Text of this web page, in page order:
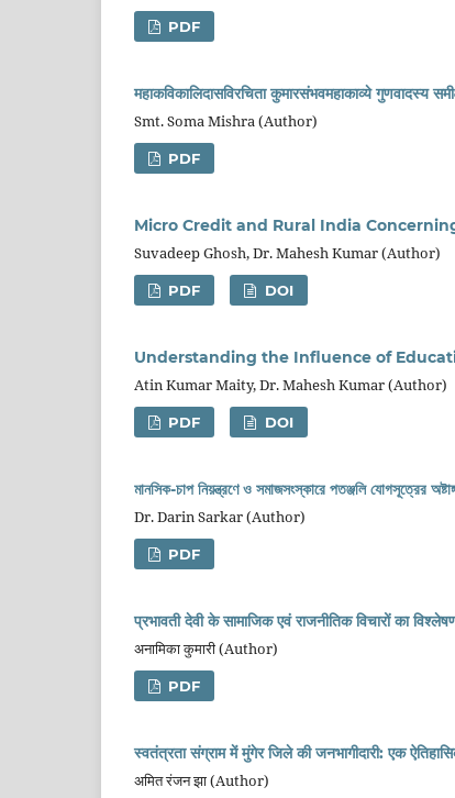
PDF
महाकविकालिदासविरचिता कुमारसंभवमहाकाव्ये गुणवादस्य
Smt. Soma Mishra (Author)
PDF
Micro Credit and Rural India
Suvadeep Ghosh, Dr. Mahesh Kumar (Author)
PDF DOI
Understanding the Influence of
Atin Kumar Maity, Dr. Mahesh Kumar (Author)
PDF DOI
মানসিক-চাপ নিয়ন্ত্রণে ও সমাজসংস্কারে পতঞ্জলি যোগসূত্রের
Dr. Darin Sarkar (Author)
PDF
प्रभावती देवी के सामाजिक एवं राजनीतिक विचारों का
अनामिका कुमारी (Author)
PDF
स्वतंत्रता संग्राम में मुंगेर जिले की जनभागीदारी: एक
अमित रंजन झा (Author)